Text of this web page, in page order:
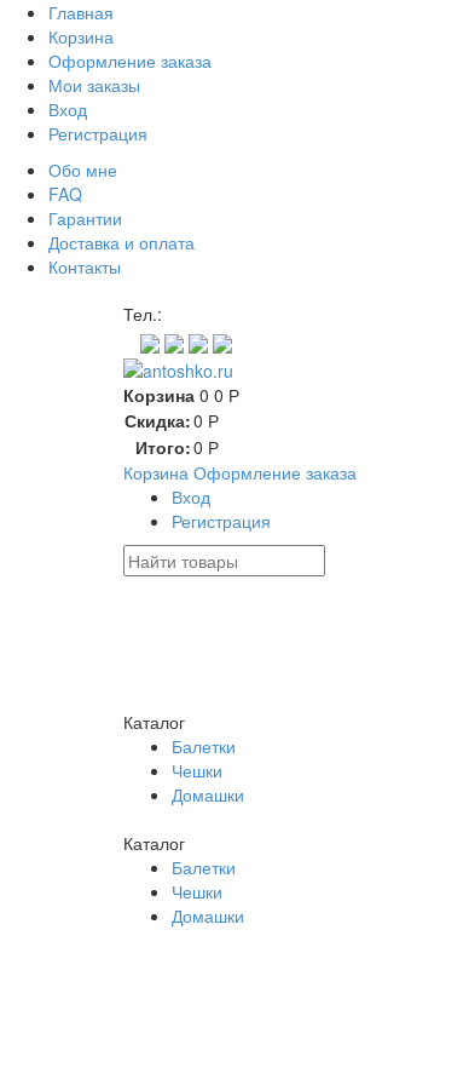
Главная
Корзина
Оформление заказа
Мои заказы
Вход
Регистрация
Обо мне
FAQ
Гарантии
Доставка и оплата
Контакты
Тел.:
Корзина 0 0 Р
Скидка:0 Р
Итого:0 Р
Корзина Оформление заказа
Вход
Регистрация
Каталог
Балетки
Чешки
Домашки
Каталог
Балетки
Чешки
Домашки